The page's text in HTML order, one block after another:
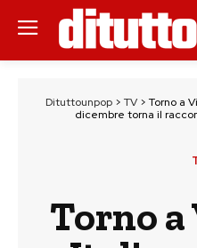
Dituttounpop> TV> Torno a
dicembre torna il
Torno